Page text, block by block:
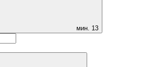
мин. 13